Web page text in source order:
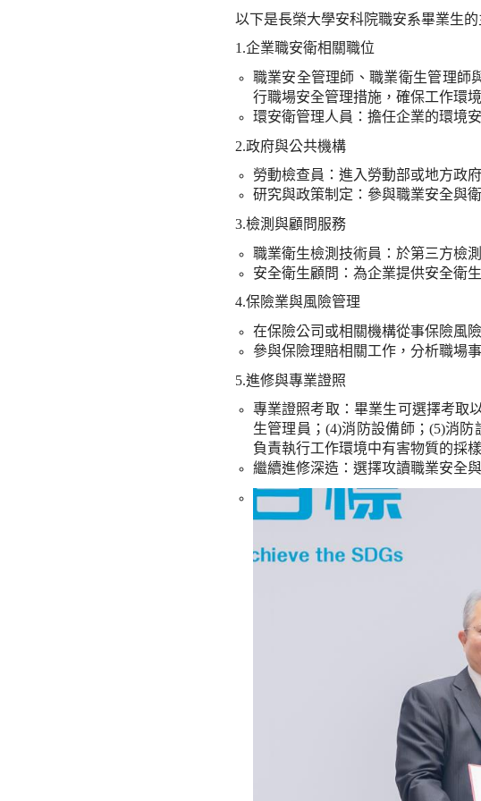
以下是長榮大學安科院職安系畢業生的
1.企業職安衛相關職位
職業安全管理師、職業衛生管理師
行職場安全管理措施，確保工作環
環安衛管理人員：擔任企業的環境
2.政府與公共機構
勞動檢查員：進入勞動部或地方政
研究與政策制定：參與職業安全與
3.檢測與顧問服務
職業衛生檢測技術員：於第三方檢
安全衛生顧問：為企業提供安全衛
4.保險業與風險管理
在保險公司或相關機構從事保險風
參與保險理賠相關工作，分析職場
5.進修與專業證照
專業證照考取：畢業生可選擇考取
生管理員； (4)消防設備師； (5)消防
負責執行工作環境中有害物質的採
繼續進修深造：選擇攻讀職業安全